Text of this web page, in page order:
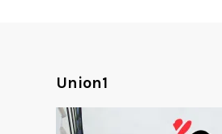
Union1